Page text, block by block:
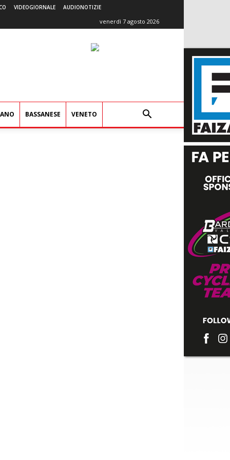
VIDEOGIORNALE AUDIONOTIZIE
venerdì 7 agosto 2026
BASSANESE VENETO